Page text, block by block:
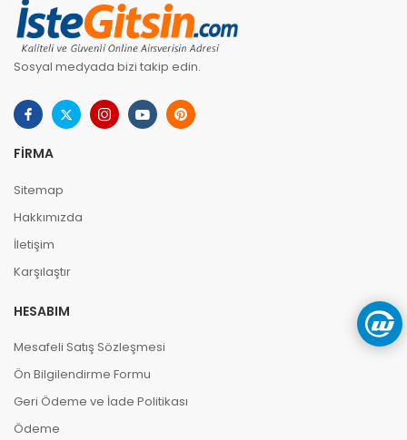
Sosyal medyada bizi takip edin.
FIRMA
Sitemap
Hakkımızda
İletişim
Karşılaştır
HESABIM
Mesafeli Satış Sözleşmesi
Ön Bilgilendirme Formu
Geri Ödeme ve İade Politikası
Ödeme